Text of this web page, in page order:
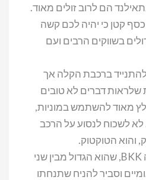
הם לרוב זולים מאוד.
קטן כי יהיה לכם קשה
בשווקים הרבים ועם
להתנייד ברכבת הקלה אך
שלראות דברים לא טובים
מאוד להשתמש במוניות,
לא לשכוח לנסוע על הרכב
והוא הטוקטוק.
ביציאה משדה התעופה BKK, שהוא הגדול מבין שני
וסביר להניח שתנחתו